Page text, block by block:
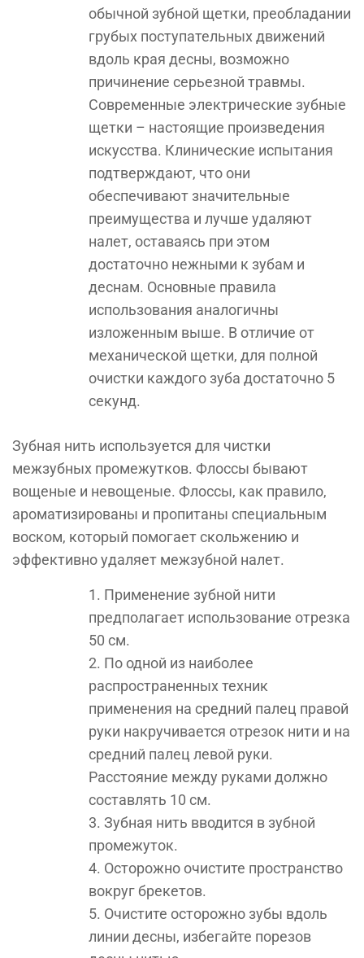
обычной зубной щетки, преобладании
грубых поступательных движений
вдоль края десны, возможно
причинение серьезной травмы.
Современные электрические зубные
щетки – настоящие произведения
искусства. Клинические испытания
подтверждают, что они
обеспечивают значительные
преимущества и лучше удаляют
налет, оставаясь при этом
достаточно нежными к зубам и
деснам. Основные правила
использования аналогичны
изложенным выше. В отличие от
механической щетки, для полной
очистки каждого зуба достаточно 5
секунд.
Зубная нить используется для чистки
межзубных промежутков. Флоссы бывают
вощеные и невощеные. Флоссы, как правило,
ароматизированы и пропитаны специальным
воском, который помогает скольжению и
эффективно удаляет межзубной налет.
Применение зубной нити
предполагает использование отрезка
50 см.
По одной из наиболее
распространенных техник
применения на средний палец правой
руки накручивается отрезок нити и на
средний палец левой руки.
Расстояние между руками должно
составлять 10 см.
Зубная нить вводится в зубной
промежуток.
Осторожно очистите пространство
вокруг брекетов.
Очистите осторожно зубы вдоль
линии десны, избегайте порезов